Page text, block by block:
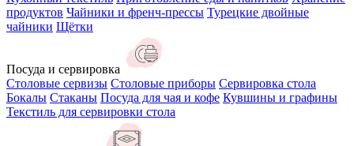
продуктов Чайники и френч-прессы Турецкие двойные
чайники Щётки
Посуда и сервировка
Столовые сервизы Столовые приборы Сервировка стола
Бокалы Стаканы Посуда для чая и кофе Кувшины и графины
Текстиль для сервировки стола